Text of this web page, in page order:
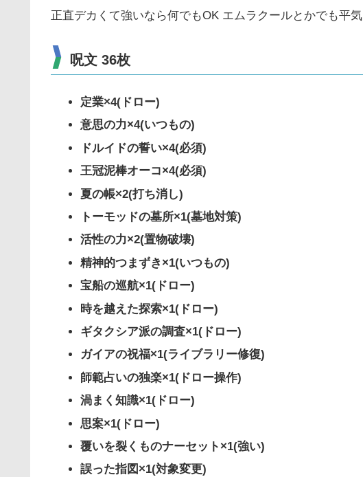
正直デカくて強いなら何でもOK エムラクールとかでも平気
呪文 36枚
定業×4(ドロー)
意思の力×4(いつもの)
ドルイドの誓い×4(必須)
王冠泥棒オーコ×4(必須)
夏の帳×2(打ち消し)
トーモッドの墓所×1(墓地対策)
活性の力×2(置物破壊)
精神的つまずき×1(いつもの)
宝船の巡航×1(ドロー)
時を越えた探索×1(ドロー)
ギタクシア派の調査×1(ドロー)
ガイアの祝福×1(ライブラリー修復)
師範占いの独楽×1(ドロー操作)
渦まく知識×1(ドロー)
思案×1(ドロー)
覆いを裂くものナーセット×1(強い)
誤った指図×1(対象変更)